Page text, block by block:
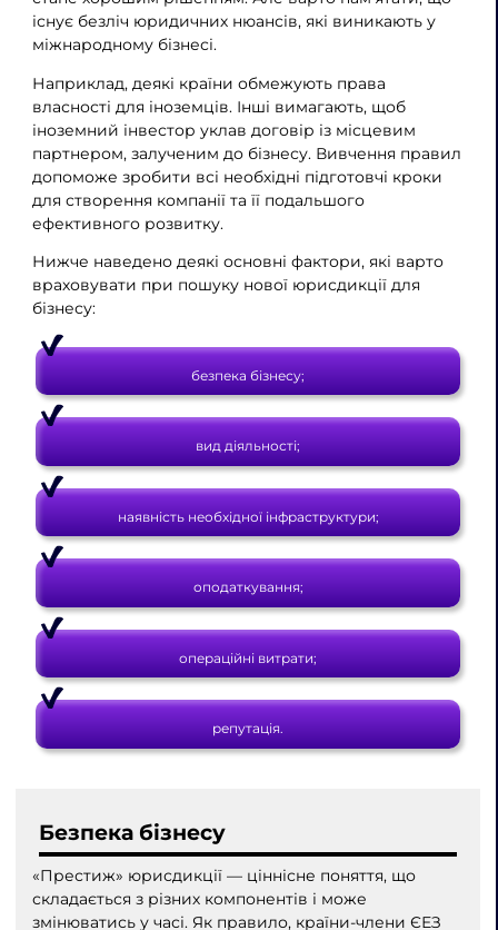
існує безліч юридичних нюансів, які виникають у
міжнародному бізнесі.
Наприклад, деякі країни обмежують права
власності для іноземців. Інші вимагають, щоб
іноземний інвестор уклав договір із місцевим
партнером, залученим до бізнесу. Вивчення правил
допоможе зробити всі необхідні підготовчі кроки
для створення компанії та її подальшого
ефективного розвитку.
Нижче наведено деякі основні фактори, які варто
враховувати при пошуку нової юрисдикції для
бізнесу:
безпека бізнесу;
вид діяльності;
наявність необхідної інфраструктури;
оподаткування;
операційні витрати;
репутація.
Безпека бізнесу
«Престиж» юрисдикції — ціннісне поняття, що
складається з різних компонентів і може
змінюватись у часі. Як правило, країни-члени ЄЕЗ